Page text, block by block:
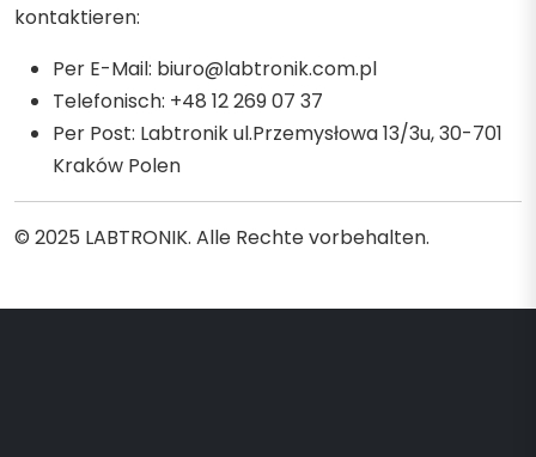
kontaktieren:
Per E-Mail: biuro@labtronik.com.pl
Telefonisch: +48 12 269 07 37
Per Post: Labtronik ul.Przemysłowa 13/3u, 30-701
Kraków Polen
© 2025 LABTRONIK. Alle Rechte vorbehalten.